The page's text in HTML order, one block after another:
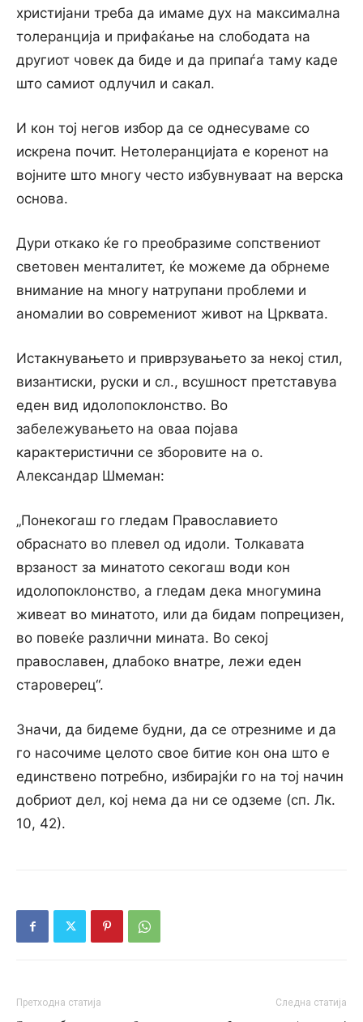
христијани треба да имаме дух на максимална
толеранција и прифаќање на слободата на
другиот човек да биде и да припаѓа таму каде
што самиот одлучил и сакал.
И кон тој негов избор да се однесуваме со
искрена почит. Нетолеранцијата е коренот на
војните што многу често избувнуваат на верска
основа.
Дури откако ќе го преобразиме сопствениот
световен менталитет, ќе можеме да обрнеме
внимание на многу натрупани проблеми и
аномалии во современиот живот на Црквата.
Истакнувањето и приврзувањето за некој стил,
византиски, руски и сл., всушност претставува
еден вид идолопоклонство. Во
забележувањето на оваа појава
карактеристични се зборовите на о.
Александар Шмеман:
„Понекогаш го гледам Православието
обраснато во плевел од идоли. Толкавата
врзаност за минатото секогаш води кон
идолопоклонство, а гледам дека многумина
живеат во минатото, или да бидам попрецизен,
во повеќе различни мината. Во секој
православен, длабоко внатре, лежи еден
староверец“.
Значи, да бидеме будни, да се отрезниме и да
го насочиме целото свое битие кон она што е
единствено потребно, избирајќи го на тој начин
добриот дел, кој нема да ни се одземе (сп. Лк.
10, 42).
Претходна статија Следна статија